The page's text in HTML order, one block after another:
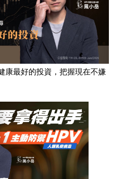
康最好的投資，把握現在不嫌